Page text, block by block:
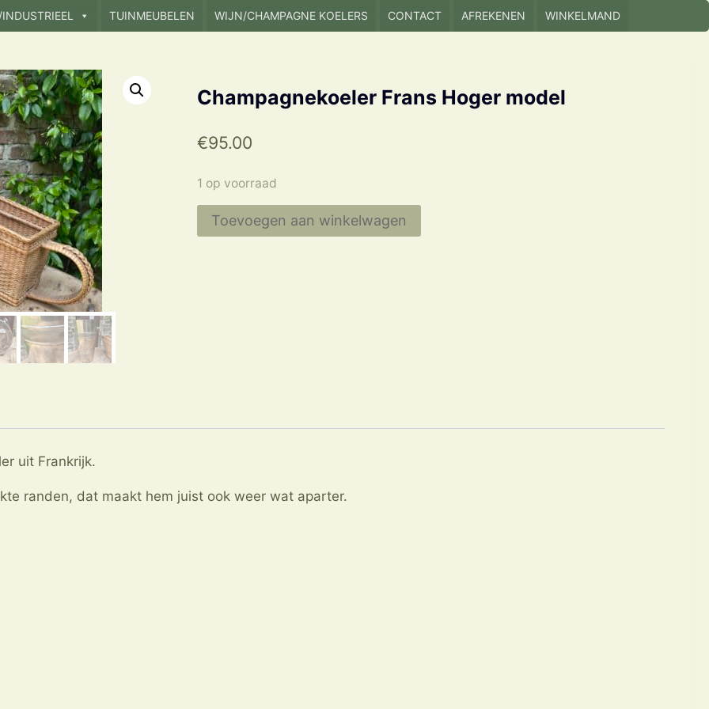
TUINMEUBELEN WIJN/CHAMPAGNE KOELERS CONTACT AFREKENEN WINKELMAND
Champagnekoeler Frans Hoger model
€95.00
1 op voorraad
Champagnekoeler
Frans
Toevoegen aan winkelwagen
uit Frankrijk.
randen, dat maakt hem juist ook weer wat aparter.